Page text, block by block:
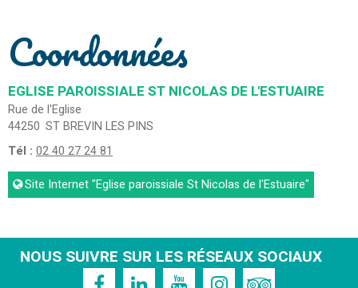
Coordonnées
EGLISE PAROISSIALE ST NICOLAS DE L'ESTUAIRE
Rue de l'Eglise
44250 ST BREVIN LES PINS
Tél : 02 40 27 24 81
Site Internet"Eglise paroissiale St Nicolas de l'Estuaire"
NOUS SUIVRE SUR LES RÉSEAUX SOCIAUX